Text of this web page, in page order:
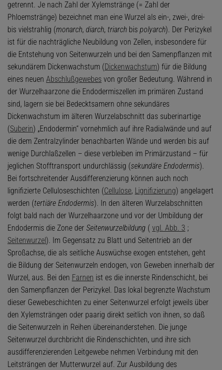
getrennt. Je nach Zahl der Xylemstränge (= Zahl der
Phloemstränge) bezeichnet man eine Wurzel als ein-, zwei-, drei-
bis vielstrahlig (monarch, diarch, triarch bis polyarch). Der Perizykel
ist für die nachträgliche Neubildung von Zellen, insbesondere für
die Entstehung von Seitenwurzeln und bei den Samenpflanzen mit
sekundärem Dickenwachstum (Dickenwachstum) für die Bildung
eines neuen Abschlußgewebes von großer Bedeutung. Während in
der Wurzelhaarzone die Endodermiszellen im primären Zustand
sind, lagern sie bei Bedecktsamern ohne sekundäres
Dickenwachstum im älteren Wurzelabschnitt das suberinartige
(Suberin) „Endodermin“ vornehmlich auf ihre Radialwände und auf
die dem Zentralzylinder benachbarten Wände und werden bis auf
wenige Durchlaßzellen – diese verbleiben im Primärzustand – für
jeglichen Stofftransport undurchlässig (sekundäre Endodermis).
Bei fortschreitender Ausdifferenzierung können auch noch
lignifizierte Celluloseschichten (Cellulose, Lignifizierung) angelagert
werden (tertiäre Endodermis). In den älteren Wurzelabschnitten
folgt bald nach der Wurzelhaarzone und vor der Umbildung der
Endodermis die Zone der Seitenwurzelbildung ( vgl. Abb. 3 ;
Seitenwurzel). Im Gegensatz zu Blatt und Seitentrieb an der
Sproßachse, die als seitliche Auswüchse exogen entstehen, geht
die Bildung der Seitenwurzeln endogen, von Geweben innerhalb der
Wurzel, aus. Bei den Farnen ist es die innerste Rindenschicht, bei
den Samenpflanzen der Perizykel. Das lokal begrenzte Wachstum
dieser Gewebeschichten zu einer Seitenwurzel erfolgt jeweils über
den Xylemsträngen oder paarig direkt seitlich von ihnen, so daß
die Seitenwurzeln in Reihen übereinanderstehen. Die junge
Seitenwurzel durchbricht die Rindenschichten, und ihre sich
ausdifferenzierenden Leitgewebe nehmen Verbindung mit den
Leitsträngen der Mutterwurzel auf. Zur Ausbildung des